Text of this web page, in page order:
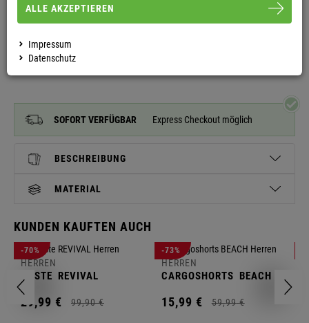
SOFORT VERFÜGBAR Express Checkout möglich
BESCHREIBUNG
MATERIAL
KUNDEN KAUFTEN AUCH
-70%
HERREN
WESTE REVIVAL
29,99 € 99,90 €
-73%
HERREN
CARGOSHORTS BEACH
15,99 € 59,99 €
ALLE AKZEPTIEREN
Impressum
Datenschutz